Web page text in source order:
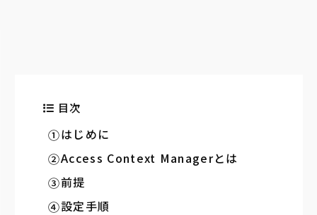
目次
はじめに
Access Context Managerとは
前提
設定手順